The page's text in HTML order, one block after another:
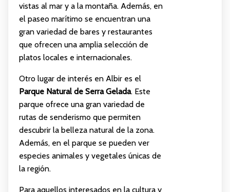
vistas al mar y a la montaña. Además, en
el paseo marítimo se encuentran una
gran variedad de bares y restaurantes
que ofrecen una amplia selección de
platos locales e internacionales.
Otro lugar de interés en Albir es el
Parque Natural de Serra Gelada. Este
parque ofrece una gran variedad de
rutas de senderismo que permiten
descubrir la belleza natural de la zona.
Además, en el parque se pueden ver
especies animales y vegetales únicas de
la región.
Para aquellos interesados en la cultura y